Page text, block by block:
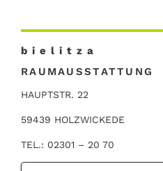
b i e l i t z a
RAUMAUSSTATTUNG
HAUPTSTR. 22
59439 HOLZWICKEDE
TEL.: 02301 – 20 70